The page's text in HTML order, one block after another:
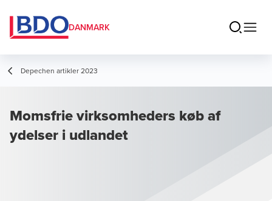
DANMARK
Depechen artikler 2023
Momsfrie virksomheders køb af
ydelser i udlandet